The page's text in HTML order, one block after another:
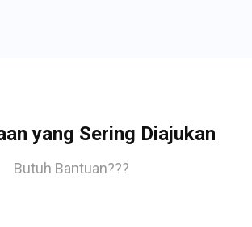
yang Sering Diajukan
Butuh Bantuan???